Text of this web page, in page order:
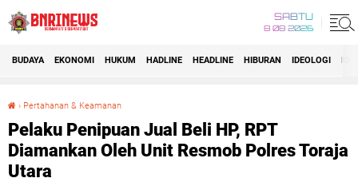
SABTU
8 08 2026
BUDAYA EKONOMI HUKUM HADLINE HEADLINE HIBURAN IDEOLOGI
› Pertahanan & Keamanan
Pelaku Penipuan Jual Beli HP, RPT
Diamankan Oleh Unit Resmob Polres Toraja
Utara